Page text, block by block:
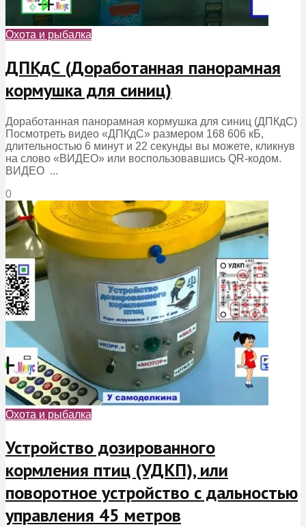
Охота и рыбалка
ДПКдС (Доработанная панорамная
кормушка для синиц)
Доработанная панорамная кормушка для синиц (ДПКдС)
Посмотреть видео «ДПКдС» размером 168 606 кБ,
длительностью 6 минут и 22 секунды вы можете, кликнув
на слово «ВИДЕО» или воспользовавшись QR-кодом.
ВИДЕО ...
0
Охота и рыбалка
Устройство дозированного
кормления птиц (УДКП), или
поворотное устройство с дальностью
управления 45 метров